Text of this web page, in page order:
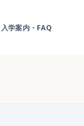
入学案内・FAQ